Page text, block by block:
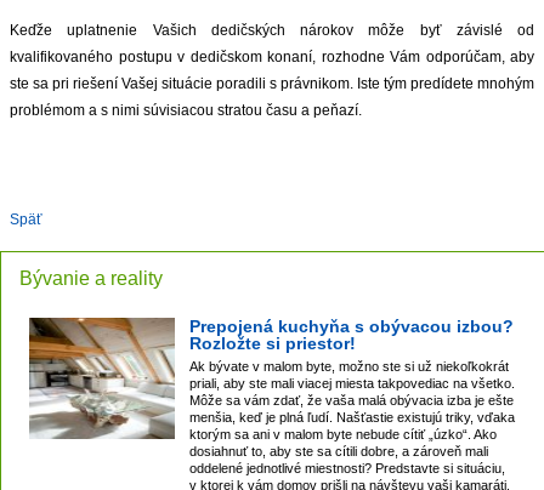
Keďže uplatnenie Vašich dedičských nárokov môže byť závislé od
kvalifikovaného postupu v dedičskom konaní, rozhodne Vám odporúčam, aby
ste sa pri riešení Vašej situácie poradili s právnikom. Iste tým predídete mnohým
problémom a s nimi súvisiacou stratou času a peňazí.
Späť
Bývanie a reality
Prepojená kuchyňa s obývacou izbou?
Rozložte si priestor!
Ak bývate v malom byte, možno ste si už niekoľkokrát
priali, aby ste mali viacej miesta takpovediac na všetko.
Môže sa vám zdať, že vaša malá obývacia izba je ešte
menšia, keď je plná ľudí. Našťastie existujú triky, vďaka
ktorým sa ani v malom byte nebude cítiť „úzko“. Ako
dosiahnuť to, aby ste sa cítili dobre, a zároveň mali
oddelené jednotlivé miestnosti? Predstavte si situáciu,
v ktorej k vám domov prišli na návštevu vaši kamaráti.